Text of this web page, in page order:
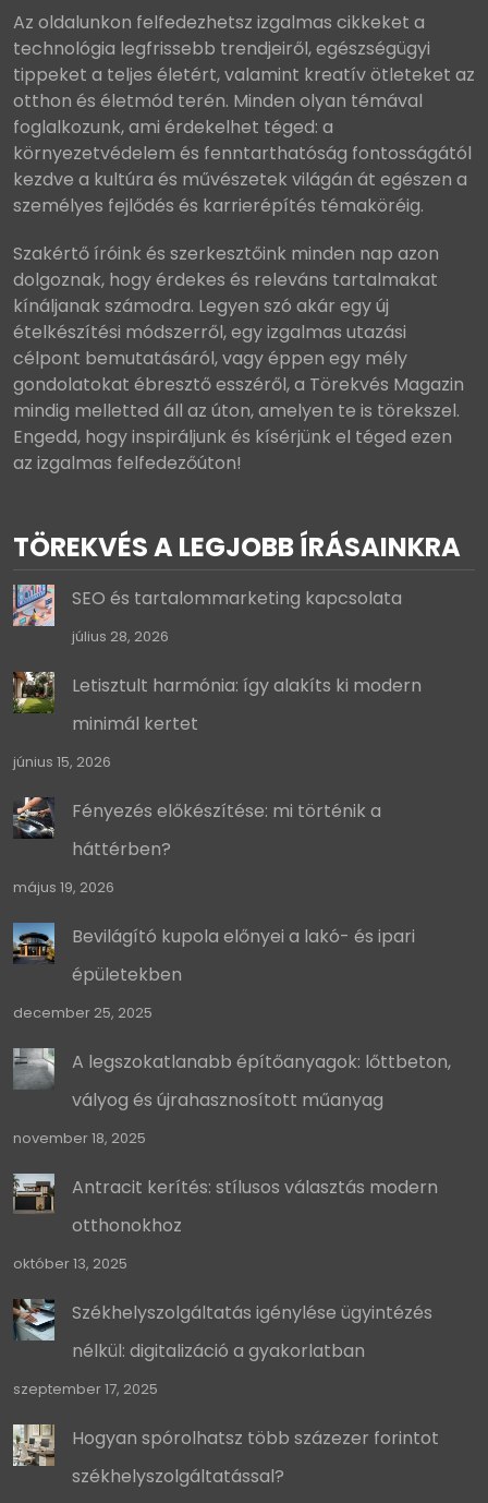
Az oldalunkon felfedezhetsz izgalmas cikkeket a
technológia legfrissebb trendjeiről, egészségügyi
tippeket a teljes életért, valamint kreatív ötleteket az
otthon és életmód terén. Minden olyan témával
foglalkozunk, ami érdekelhet téged: a
környezetvédelem és fenntarthatóság fontosságától
kezdve a kultúra és művészetek világán át egészen a
személyes fejlődés és karrierépítés témaköréig.
Szakértő íróink és szerkesztőink minden nap azon
dolgoznak, hogy érdekes és releváns tartalmakat
kínáljanak számodra. Legyen szó akár egy új
ételkészítési módszerről, egy izgalmas utazási
célpont bemutatásáról, vagy éppen egy mély
gondolatokat ébresztő esszéről, a Törekvés Magazin
mindig melletted áll az úton, amelyen te is törekszel.
Engedd, hogy inspiráljunk és kísérjünk el téged ezen
az izgalmas felfedezőúton!
TÖREKVÉS A LEGJOBB ÍRÁSAINKRA
SEO és tartalommarketing kapcsolata
július 28, 2026
Letisztult harmónia: így alakíts ki modern
minimál kertet
június 15, 2026
Fényezés előkészítése: mi történik a
háttérben?
május 19, 2026
Bevilágító kupola előnyei a lakó- és ipari
épületekben
december 25, 2025
A legszokatlanabb építőanyagok: lőttbeton,
vályog és újrahasznosított műanyag
november 18, 2025
Antracit kerítés: stílusos választás modern
otthonokhoz
október 13, 2025
Székhelyszolgáltatás igénylése ügyintézés
nélkül: digitalizáció a gyakorlatban
szeptember 17, 2025
Hogyan spórolhatsz több százezer forintot
székhelyszolgáltatással?